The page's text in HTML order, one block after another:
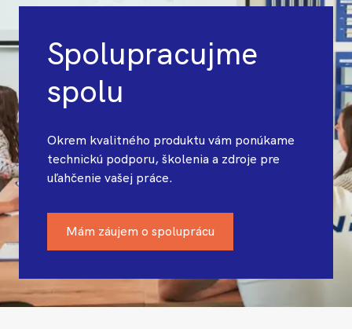
Spolupracujme
spolu
Okrem kvalitného produktu vám ponúkame
technickú podporu, školenia a zdroje pre
uľahčenie vašej práce.
Mám záujem o spoluprácu